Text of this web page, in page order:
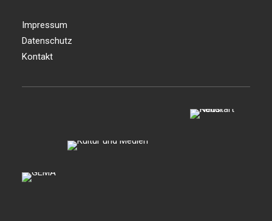
Impressum
Datenschutz
Kontakt